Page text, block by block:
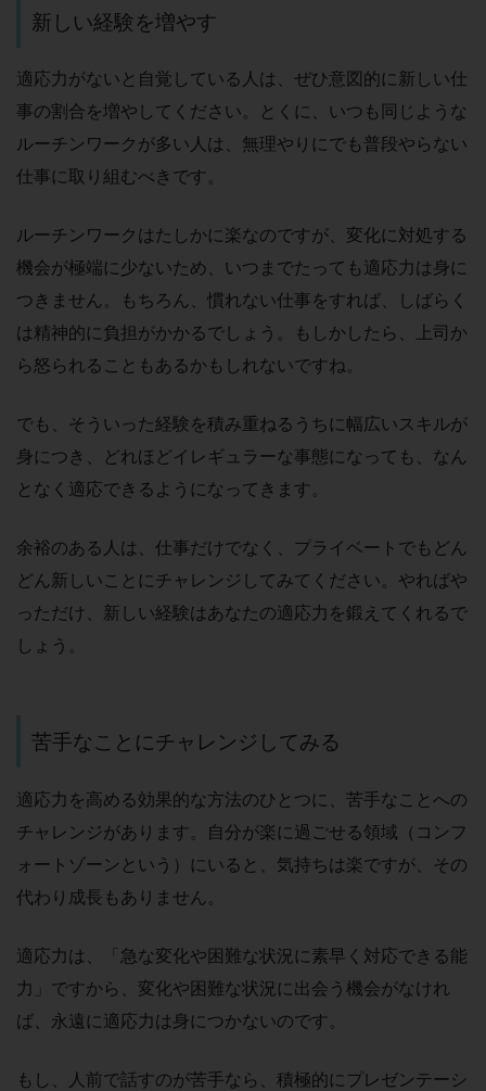
新しい経験を増やす
適応力がないと自覚している人は、ぜひ意図的に新しい仕
事の割合を増やしてください。とくに、いつも同じような
ルーチンワークが多い人は、無理やりにでも普段やらない
仕事に取り組むべきです。
ルーチンワークはたしかに楽なのですが、変化に対処する
機会が極端に少ないため、いつまでたっても適応力は身に
つきません。もちろん、慣れない仕事をすれば、しばらく
は精神的に負担がかかるでしょう。もしかしたら、上司か
ら怒られることもあるかもしれないですね。
でも、そういった経験を積み重ねるうちに幅広いスキルが
身につき、どれほどイレギュラーな事態になっても、なん
となく適応できるようになってきます。
余裕のある人は、仕事だけでなく、プライベートでもどん
どん新しいことにチャレンジしてみてください。やればや
っただけ、新しい経験はあなたの適応力を鍛えてくれるで
しょう。
苦手なことにチャレンジしてみる
適応力を高める効果的な方法のひとつに、苦手なことへの
チャレンジがあります。自分が楽に過ごせる領域（コンフ
ォートゾーンという）にいると、気持ちは楽ですが、その
代わり成長もありません。
適応力は、「急な変化や困難な状況に素早く対応できる能
力」ですから、変化や困難な状況に出会う機会がなけれ
ば、永遠に適応力は身につかないのです。
もし、人前で話すのが苦手なら、積極的にプレゼンテーシ